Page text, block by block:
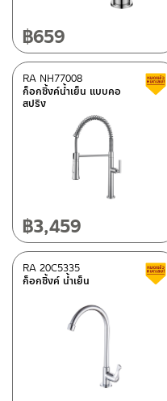
฿659
ก็อกซิ้งค์น้ำเย็น แบบคอ
สปริง
RA NH77008
฿3,459
ก็อกซิ้งค์ น้ำเย็น
RA 20C5335